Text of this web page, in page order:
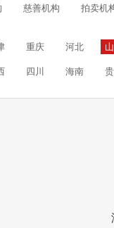
慈善机构 拍卖机
重庆 河北
四川 海南